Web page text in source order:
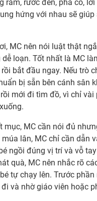
rằm, rước đèn, phá cỗ,
hứng với nhau sẽ
MC nên nói luật thật
loạn. Tốt nhất là MC
bắt đầu ngay. Nếu trò
bị sẵn bên cánh sân
rồi mới đi tìm đồ, vì chỉ
mục, MC cần nói đủ
lân, MC chỉ cần dẫn
ngồi đúng vị trí và vỗ
quà, MC nên nhắc rõ
tự chạy lên. Trước phần
và nhờ giáo viên hoặc